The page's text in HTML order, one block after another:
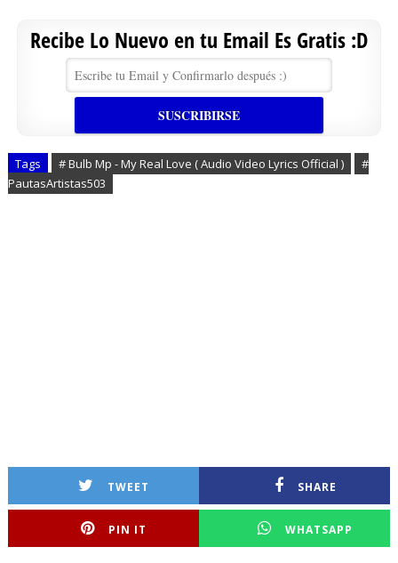
Recibe Lo Nuevo en tu Email Es Gratis :D
Tags # Bulb Mp - My Real Love ( Audio Video Lyrics Official )
#
PautasArtistas503
TWEET SHARE
PIN IT WHATSAPP